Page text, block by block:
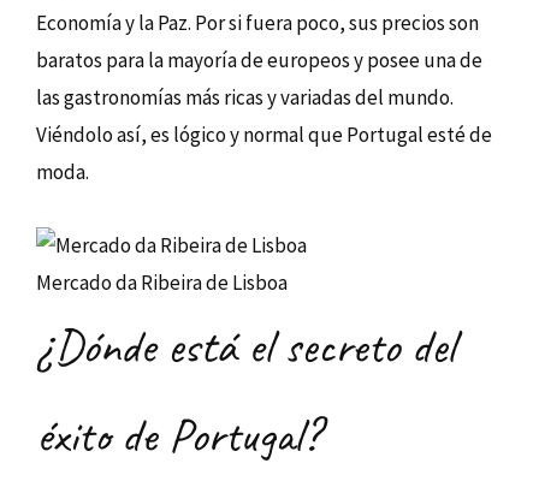
Economía y la Paz. Por si fuera poco, sus precios son
baratos para la mayoría de europeos y posee una de
las gastronomías más ricas y variadas del mundo.
Viéndolo así, es lógico y normal que Portugal esté de
moda.
Mercado da Ribeira de Lisboa
¿Dónde está el secreto del
éxito de Portugal?